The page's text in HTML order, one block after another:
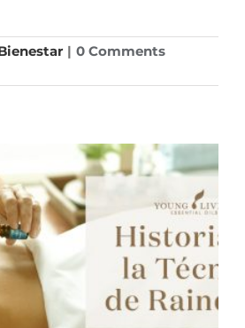
| 0 Comments